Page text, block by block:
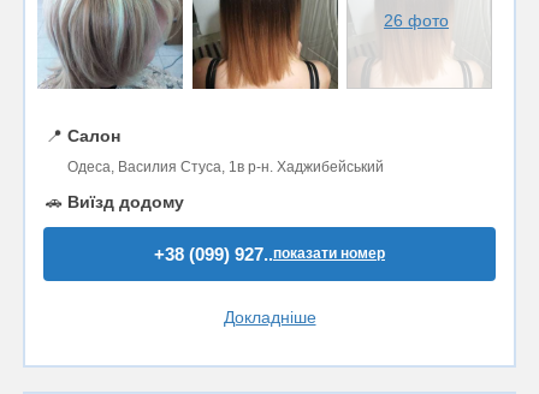
26 фото
📍 Салон
Одеса, Василия Стуса, 1в р-н. Хаджибейський
🚗 Виїзд додому
+38 (099) 927..показати номер
Докладніше